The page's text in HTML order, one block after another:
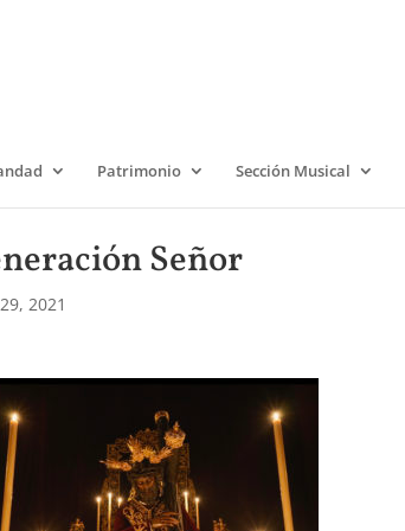
Patrimonio Sección Musical
Señor
2021